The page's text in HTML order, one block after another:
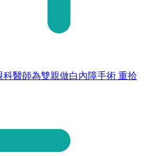
醫師為雙親做白內障手術 重拾